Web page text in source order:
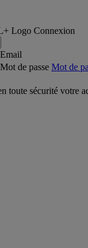
Connexion
Email
Mot de passe Mot de
toute sécurité votre